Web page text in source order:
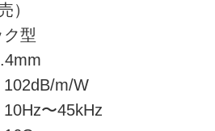
）
型
m/W
〜45kHz